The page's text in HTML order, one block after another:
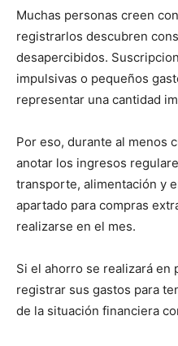
Muchas personas creen
registrarlos descubren
desapercibidos.
impulsivas o pequeños
representar una cantidad
Por eso, durante al menos
anotar los ingresos
transporte, alimentación y
apartado para compras
realizarse en el mes.
Si el ahorro se realizará en
registrar sus gastos para
de la situación financiera